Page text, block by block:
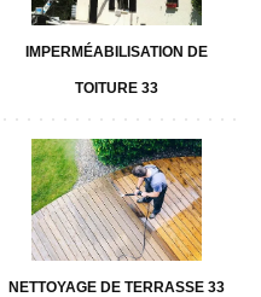
IMPERMÉABILISATION DE
TOITURE 33
NETTOYAGE DE TERRASSE 33